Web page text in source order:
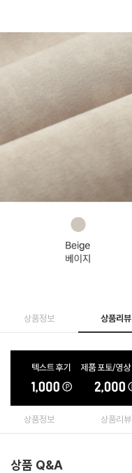
상품정보 상품리뷰
상품정보 상품리뷰
상품 Q&A